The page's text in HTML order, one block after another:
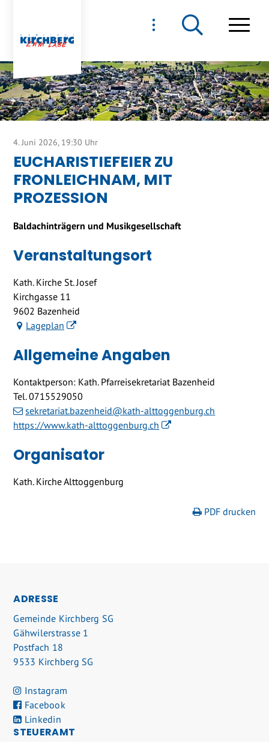
NAVIGIEREN IN
EUCHARISTIEFEIER ZU
FRONLEICHNAM, MIT
PROZESSION
4. Juni 2026, 19:30 Uhr
Baldachinträgern und Musikgesellschaft
Veranstaltungsort
Kath. Kirche St. Josef
Kirchgasse 11
9602 Bazenheid
Lageplan
Allgemeine Angaben
Kontaktperson: Kath. Pfarreisekretariat Bazenheid
Tel.0715529050
sekretariat.bazenheid@kath-alttoggenburg.ch
https://www.kath-alttoggenburg.ch
Organisator
Kath. Kirche Alttoggenburg
PDF drucken
ADRESSE
Gemeinde Kirchberg SG
Gähwilerstrasse 1
Postfach 18
9533 Kirchberg SG
Instagram
Facebook
Linkedin
STEUERAMT